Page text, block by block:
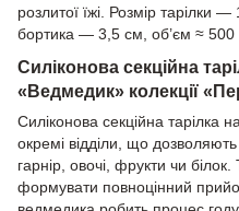
розлитої їжі. Розмір тарілки
бортика — 3,5 см, об’єм ≈ 500
Силіконова секційна
«Ведмедик» колекції
Силіконова секційна тарілка
окремі відділи, що дозволяють
гарнір, овочі, фрукти чи
формувати повноцінний